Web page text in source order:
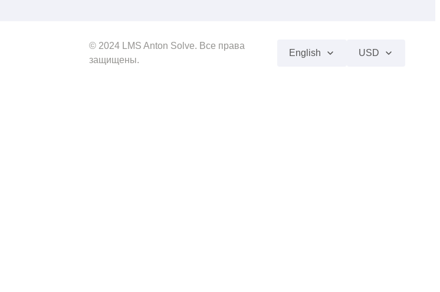
© 2024 LMS Anton Solve. Все права
защищены.
English USD